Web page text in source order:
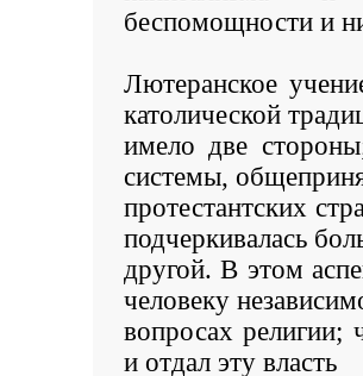
беспомощности и
Лютеранское
католической
имело две
системы,
протестантских
подчеркивалась
другой. В этом
человеку
вопросах религии;
и отдал эту власть